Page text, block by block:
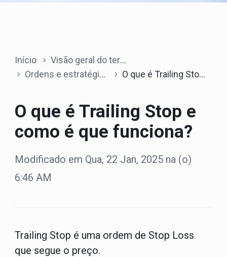
Início
Visão geral do terminal
Ordens e estratégias
O que é Trailing Stop e como é que funciona?
O que é Trailing Stop e
como é que funciona?
Modificado em Qua, 22 Jan, 2025 na (o)
6:46 AM
Trailing Stop é uma ordem de Stop Loss
que segue o preço.